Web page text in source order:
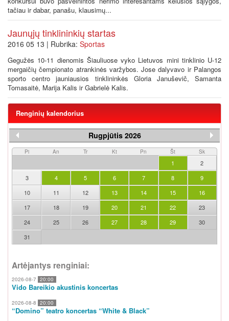
tačiau ir dabar, panašu, klausimų...
Jaunųjų tinklininkių startas
2016 05 13 | Rubrika: Sportas
Gegužės 10-11 dienomis Šiauliuose vyko Lietuvos mini tinklinio U-12
mergaičių čempionato atrankinės varžybos. Jose dalyvavo ir Palangos
sporto centro jauniausios tinklininkės Gloria Januševič, Samanta
Tomasaitė, Marija Kalis ir Gabrielė Kalis.
Renginių kalendorius
Rugpjūtis 2026
Pi An Tr Kt Pn Št Sk
1
2
3
4 5 6 7 8
9
10
11 12 13 14 15
16
17
18 19 20 21 22
23
24
25 26 27 28 29
30
31
Artėjantys renginiai:
2026-08-7 20:00
Vido Bareikio akustinis koncertas
2026-08-8 20:00
“Domino” teatro koncertas “White & Black”